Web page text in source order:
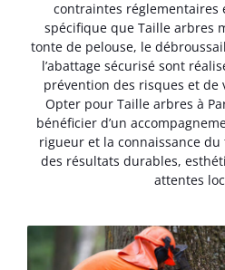
contraintes réglementaires
spécifique que Taille arbres
tonte de pelouse, le
l’abattage sécurisé sont
prévention des risques et de
Opter pour Taille arbres à
bénéficier d’un
rigueur et la connaissance
des résultats durables,
attentes